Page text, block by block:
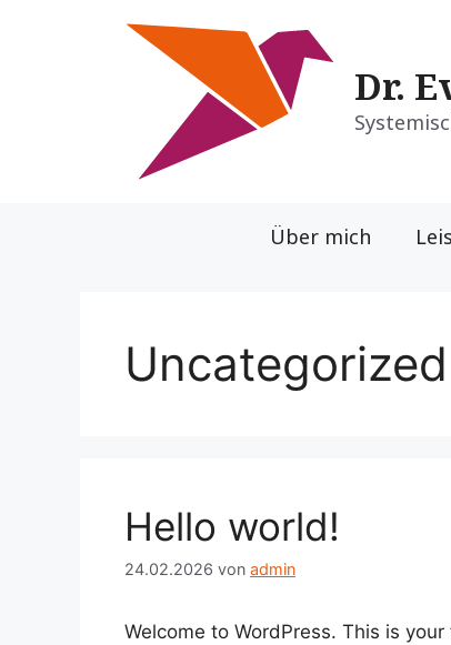
Dr.
Über mich
Uncategorized
Hello world!
24.02.2026 von admin
Welcome to WordPress. This is